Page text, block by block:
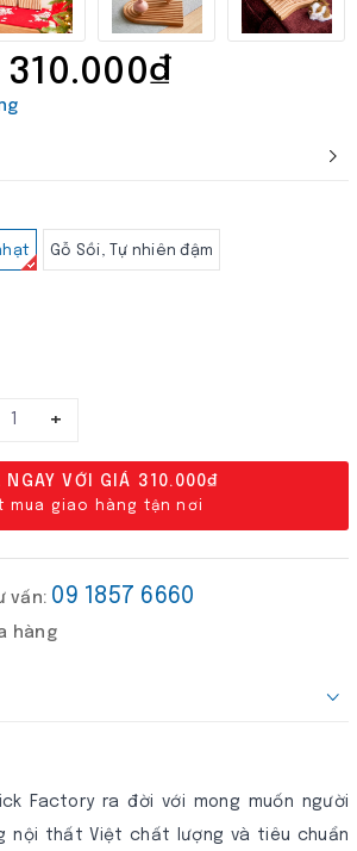
310.000₫
Gỗ Sồi, Tự nhiên đậm
+
NGAY VỚI GIÁ 310.000₫
mua giao hàng tận nơi
vấn: 09 1857 6660
hàng
Factory ra đời với mong muốn người
nội thất Việt chất lượng và tiêu chuẩn